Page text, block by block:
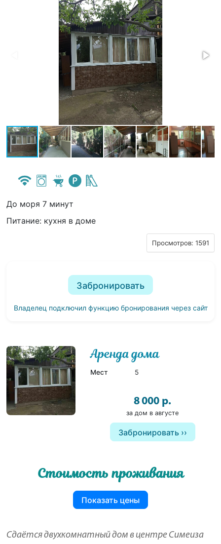
До моря 7 минут
Питание: кухня в доме
Просмотров: 1591
Забронировать
Владелец подключил функцию бронирования через сайт
1 Аренда дома
Мест 5
8 000 р.
за дом в августе
Забронировать
Стоимость проживания
Показать цены
Сдаётся двухкомнатный дом в центре Симеиза